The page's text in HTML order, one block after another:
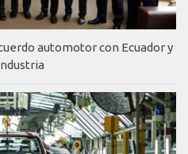
automotor con Ecuador y